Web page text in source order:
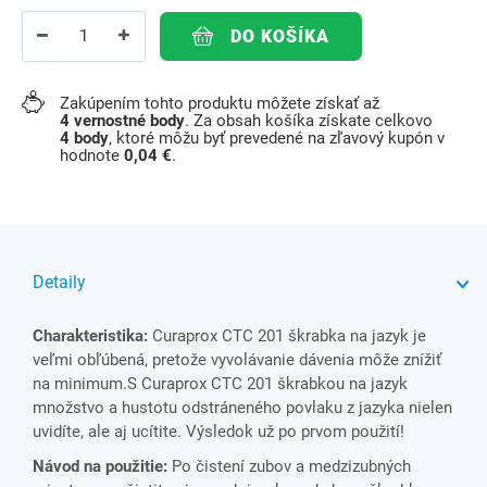
DO KOŠÍKA
Zakúpením tohto produktu môžete získať až
4 vernostné body. Za obsah košíka získate celkovo
4 body, ktoré môžu byť prevedené na zľavový kupón v
hodnote 0,04 €.
Detaily
Charakteristika: Curaprox CTC 201 škrabka na jazyk je
veľmi obľúbená, pretože vyvolávanie dávenia môže znížiť
na minimum.S Curaprox CTC 201 škrabkou na jazyk
množstvo a hustotu odstráneného povlaku z jazyka nielen
uvidíte, ale aj ucítite. Výsledok už po prvom použití!
Návod na použitie: Po čistení zubov a medzizubných